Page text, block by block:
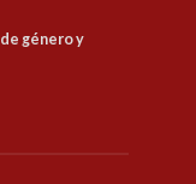
género y